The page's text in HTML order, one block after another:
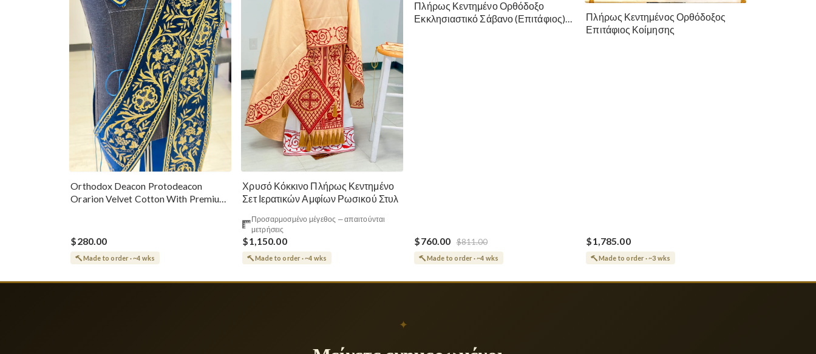
Orthodox Deacon Protodeacon
Orarion Velvet Cotton With Premium
$280.00
Made to order · ~4 wks
Χρυσό Κόκκινο Πλήρως Κεντημένο
Σετ Ιερατικών Αμφίων Ρωσικού Στυλ
Προσαρμοσμένο μέγεθος — απαιτούνται
μετρήσεις
$1,150.00
Made to order · ~4 wks
Πλήρως Κεντημένο Ορθόδοξο
Εκκλησιαστικό Σάβανο (Επιτάφιος)
$760.00 $811.00
Made to order · ~4 wks
Πλήρως Κεντημένος Ορθόδοξος
Επιτάφιος Κοίμησης
$1,785.00
Made to order · ~3 wks
✦